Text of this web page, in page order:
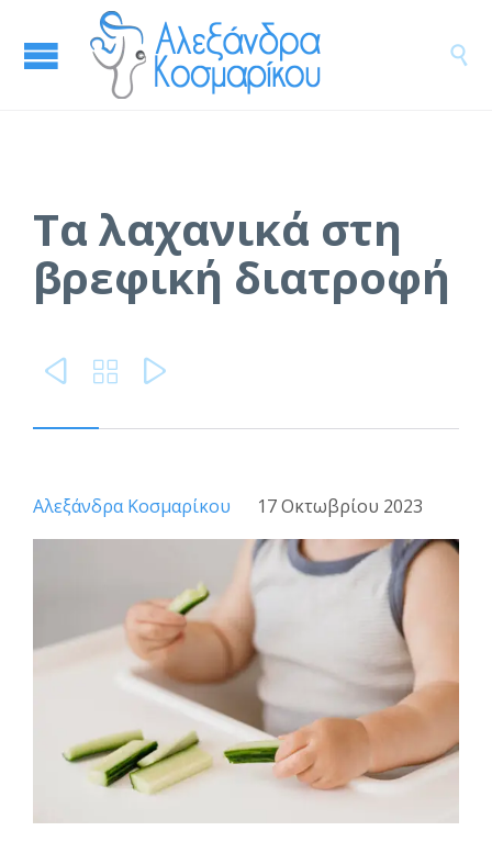

Τα λαχανικά στη
βρεφική διατροφή
  
Αλεξάνδρα Κοσμαρίκου 17 Οκτωβρίου 2023